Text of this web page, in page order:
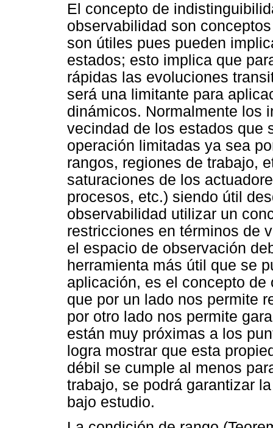
El concepto de
observabilidad son
son útiles pues pueden
estados; esto implica que
rápidas las evoluciones
será una limitante para
dinámicos. Normalmente los
vecindad de los estados que
operación limitadas ya sea
rangos, regiones de trabajo,
saturaciones de los
procesos, etc.) siendo útil
observabilidad utilizar un
restricciones en términos de
el espacio de observación
herramienta más útil que se
aplicación, es el concepto
que por un lado nos permite
por otro lado nos permite
están muy próximas a los
logra mostrar que esta
débil se cumple al menos
trabajo, se podrá garantizar
bajo estudio.